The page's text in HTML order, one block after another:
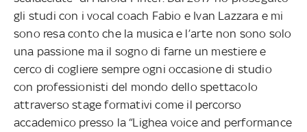
gli studi con i vocal coach Fabio e Ivan Lazzara e mi
sono resa conto che la musica e l’arte non sono solo
una passione ma il sogno di farne un mestiere e
cerco di cogliere sempre ogni occasione di studio
con professionisti del mondo dello spettacolo
attraverso stage formativi come il percorso
accademico presso la “Lighea voice and performance